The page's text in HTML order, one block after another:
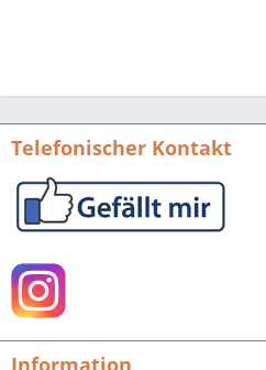
Telefonischer Kontakt
Information